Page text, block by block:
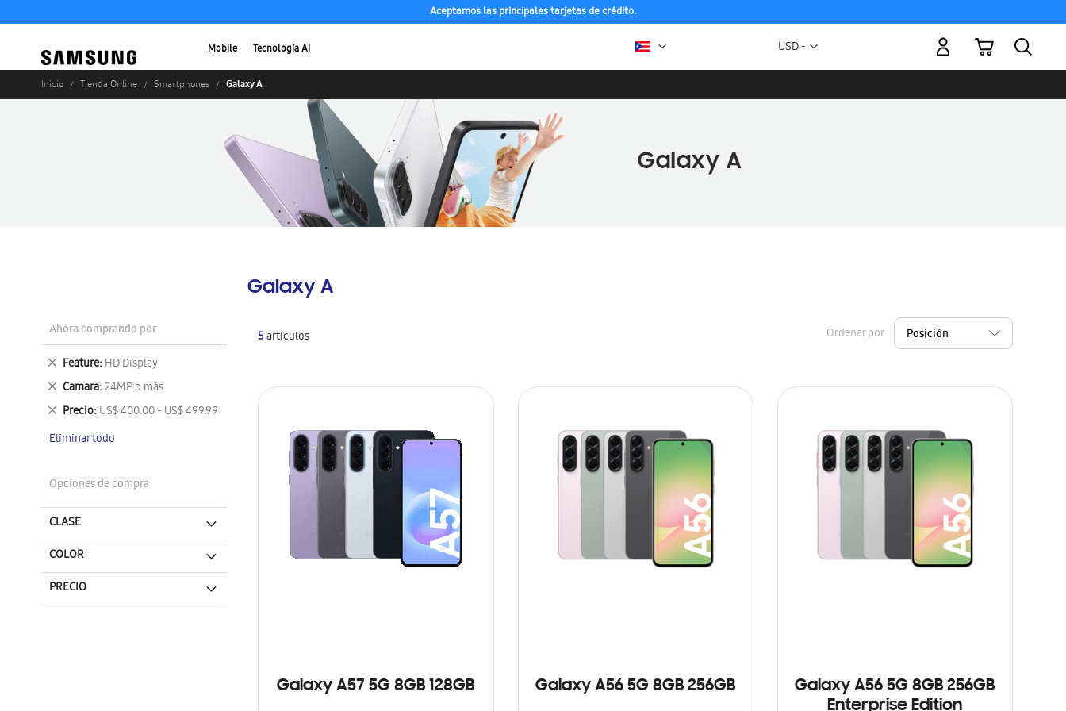
Aceptamos las principales tarjetas de crédito.
Mobile Tecnología AI Moneda
USD -
Mi carrito
Inicio Tienda Online Smartphones Galaxy A
Galaxy A
5artículos Ordenar por
Galaxy A57 5G 8GB 128GB Galaxy A56 5G 8GB 256GB
Galaxy A56 5G 8GB 256GB
Enterprise Edition
Ahora comprando por
Feature HD Display
Eliminar
este
artículo
Camara 24MP o más
Eliminar
este
artículo
Precio US$ 400.00 - US$ 499.99
Eliminar
artículo
Eliminar todo
Opciones de compra
CLASE
COLOR
PRECIO